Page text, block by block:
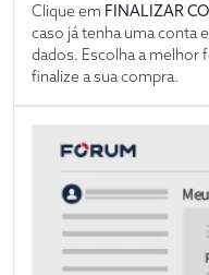
Clique em FINALIZAR
caso já tenha uma conta
dados. Escolha a melhor
finalize a sua compra.